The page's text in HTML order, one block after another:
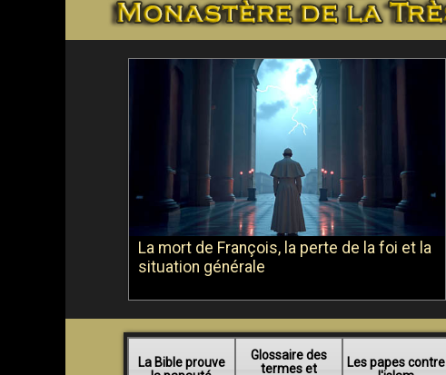
La mort de François, la perte de la foi et la
situation générale
La Bible prouve
Glossaire des
termes et
Les papes contre